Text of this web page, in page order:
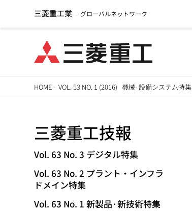
イ
三菱重工業 - グローバルネットワーク
HOME-VOL. 53 NO. 1 (2016) 機械·設備システム特集
三菱重工技報
TECHNICAL
REVIEW
Vol. 63 No. 3 デジタル特集
Vol. 63 No. 2 プラント・インフラ
ドメイン特集
Vol. 63 No. 1 新製品·新技術特集